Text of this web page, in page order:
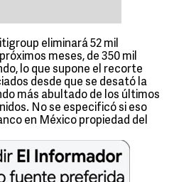
eliminará 52 mil
meses, de 350 mil
lo que supone el recorte
desde que se desató la
más abultado de los últimos
No se especificó si eso
en México propiedad del